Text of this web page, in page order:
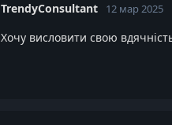
TrendyConsultant 12 мар 2025
Хочу висловити свою